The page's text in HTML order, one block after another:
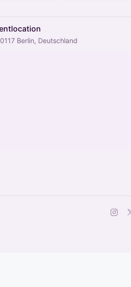
Berlin, Deutschland